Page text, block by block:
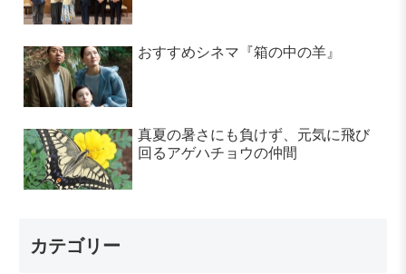
おすすめシネマ『箱の中の羊』
真夏の暑さにも負けず、元気に飛び
回るアゲハチョウの仲間
カテゴリー